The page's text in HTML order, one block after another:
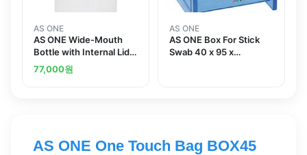
AS ONE
AS ONE Wide-Mouth
Bottle with Internal Lid
20mL Box Sale 200
Pcsand others
77,000원
AS ONE
AS ONE Box For Stick
Swab 40 x 95 x
AS ONE One Touch Bag BOX45